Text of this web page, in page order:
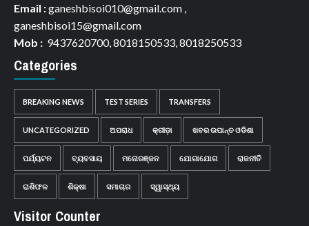
Email :ganeshbisoi010@gmail.com ,
ganeshbisoi15@gmail.com
Mob : 9437620700, 8018150533, 8018250533
Categories
BREAKING NEWS TEST SERIES TRANSFERS
UNCATEGORIZED ଅପରାଧ କ୍ରୀଡ଼ା ଖବର ଉପାନ୍ତ ଓଡିଶା
ପର୍ଯ୍ୟଟନ ବ୍ୟବସାୟ ମନୋରଞ୍ଜନ ଯୋଗାଯୋଗ ରାଜନୀତି
ରାଶିଫଳ ଶିକ୍ଷା ସମାଚାର ସ୍ୱାସ୍ଥ୍ୟ
Visitor Counter